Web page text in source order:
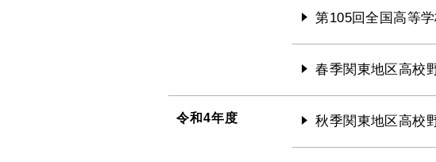
第105回全国高等
春季関東地区高校
令和4年度 秋季関東地区高校